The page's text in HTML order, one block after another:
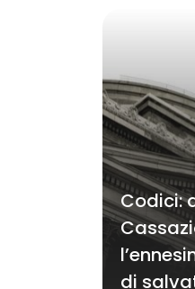
Codici:
di